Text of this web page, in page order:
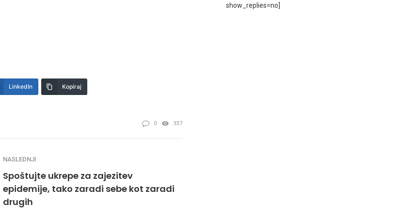
LinkedIn Kopiraj
0 337
NASLEDNJI
Spoštujte ukrepe za zajezitev
epidemije, tako zaradi sebe kot zaradi
drugih
show_replies=no]